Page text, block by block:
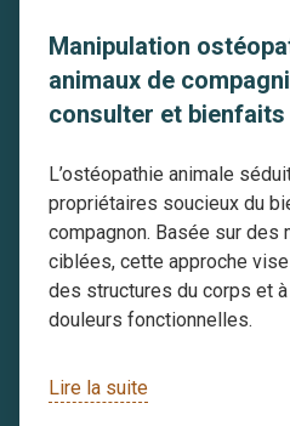
Manipulation
animaux de
consulter et bienfaits
L’ostéopathie animale
propriétaires soucieux du
compagnon. Basée sur des
ciblées, cette approche
des structures du corps et
douleurs fonctionnelles.
Lire la suite